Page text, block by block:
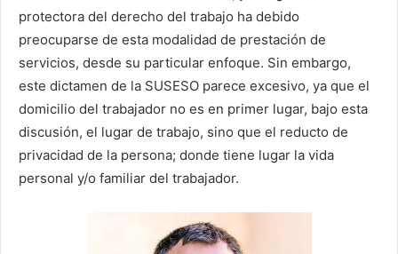
protectora del derecho del trabajo ha debido
preocuparse de esta modalidad de prestación de
servicios, desde su particular enfoque. Sin embargo,
este dictamen de la SUSESO parece excesivo, ya que el
domicilio del trabajador no es en primer lugar, bajo esta
discusión, el lugar de trabajo, sino que el reducto de
privacidad de la persona; donde tiene lugar la vida
personal y/o familiar del trabajador.